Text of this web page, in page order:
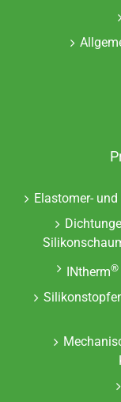
Elastomer-
INtherm®